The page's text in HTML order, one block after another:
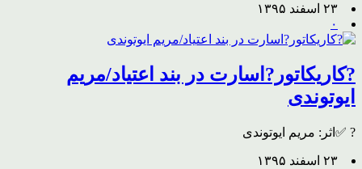
۲۳ اسفند ۱۳۹۵
۰
?کاریکاتور?اسارت در بند اعتیاد/مریم
ایوتوندی
? ✅اثر: مریم ایوتوندی
۲۳ اسفند ۱۳۹۵